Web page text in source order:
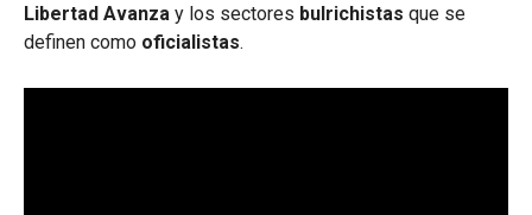
Libertad Avanza y los sectores bulrichistas que se
definen como oficialistas.